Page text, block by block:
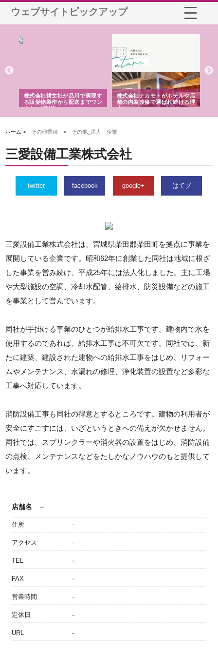
ウェブサイトピックアップ
株式会社耕文社が品川で実現す
る販促物製作から配送までワン
ストップ対応
株式会社ナカモトがホテルや店
舗の内装改修で選ばれ続ける理
由
ホーム > その他業種 > その他_法人・企業
三愛設備工業株式会社
twitter facebook google+ はてブ
三愛設備工業株式会社は、宮城県柴田郡柴田町を拠点に事業を
展開している企業です。昭和62年に創業した同社は地域に根ざ
した事業を営み続け、平成25年には法人化しました。主に工場
や大型施設の空調、冷却水配管、給排水、防災設備などの施工
を事業として営んでいます。
同社が手掛ける事業のひとつが給排水工事です。建物内で水を
使用するのであれば、給排水工事は不可欠です。同社では、新
たに建築、建設された建物への給排水工事をはじめ、リフォー
ムやメンテナンス、水漏れの修理、浄化装置の設置など多彩な
工事へ対応しています。
消防設備工事も同社の得意とするところです。建物の利用者が
安全にすごすには、いざというときへの備えが欠かせません。
同社では、スプリンクラーや消火器の設置をはじめ、消防設備
の点検、メンテナンスなどをたしかなノウハウのもと提供して
います。
店舗名 －
住所 －
アクセス －
TEL －
FAX －
営業時間 －
定休日 －
URL －